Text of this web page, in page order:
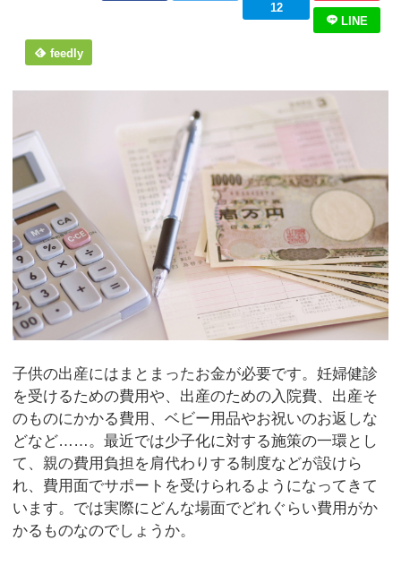
12
LINE
feedly
子供の出産にはまとまったお金が必要です。妊婦健診
を受けるための費用や、出産のための入院費、出産そ
のものにかかる費用、ベビー用品やお祝いのお返しな
どなど……。最近では少子化に対する施策の一環とし
て、親の費用負担を肩代わりする制度などが設けら
れ、費用面でサポートを受けられるようになってきて
います。では実際にどんな場面でどれぐらい費用がか
かるものなのでしょうか。